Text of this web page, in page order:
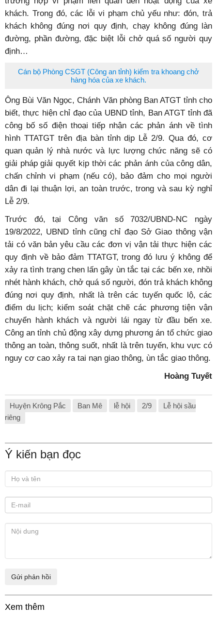
khách. Trong đó, các lỗi vi phạm chủ yếu như: đón, trả
khách không đúng nơi quy định, chạy không đúng làn
đường, phần đường, đặc biệt lỗi chở quá số người quy
định…
Cán bộ Phòng CSGT (Công an tỉnh) kiểm tra khoang chở
hàng hóa của xe khách.
Ông Bùi Văn Ngọc, Chánh Văn phòng Ban ATGT tỉnh cho
biết, thực hiện chỉ đạo của UBND tỉnh, Ban ATGT tỉnh đã
công bố số điện thoại tiếp nhận các phản ánh về tình
hình TTATGT trên địa bàn tỉnh dịp Lễ 2/9. Qua đó, cơ
quan quản lý nhà nước và lực lượng chức năng sẽ có
giải pháp giải quyết kịp thời các phản ánh của công dân,
chấn chỉnh vi phạm (nếu có), bảo đảm cho mọi người
dân đi lại thuận lợi, an toàn trước, trong và sau kỳ nghỉ
Lễ 2/9.
Trước đó, tại Công văn số 7032/UBND-NC ngày
19/8/2022, UBND tỉnh cũng chỉ đạo Sở Giao thông vận
tải có văn bản yêu cầu các đơn vị vận tải thực hiện các
quy định về bảo đảm TTATGT, trong đó lưu ý không để
xảy ra tình trạng chen lấn gây ùn tắc tại các bến xe, nhồi
nhét hành khách, chở quá số người, đón trả khách không
đúng nơi quy định, nhất là trên các tuyến quốc lộ, các
điểm du lịch; kiểm soát chặt chẽ các phương tiện vận
chuyển hành khách và người lái ngay từ đầu bến xe.
Công an tỉnh chủ động xây dựng phương án tổ chức giao
thông an toàn, thông suốt, nhất là trên tuyến, khu vực có
nguy cơ cao xảy ra tai nạn giao thông, ùn tắc giao thông.
Hoàng Tuyết
Huyện Krông Pắc Ban Mê lễ hội 2/9
Lễ hội sầu
riêng
Ý kiến bạn đọc
Xem thêm